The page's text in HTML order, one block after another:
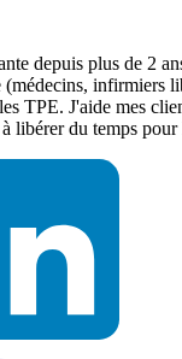
depuis plus de 2
infirmiers
TPE. J'aide mes
libérer du temps